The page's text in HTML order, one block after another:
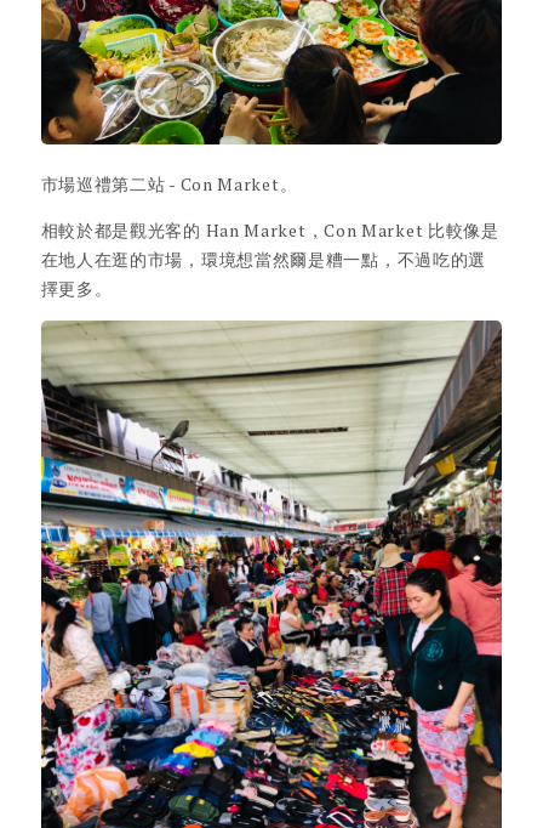
市場巡禮第二站 - Con Market。
相較於都是觀光客的 Han Market，Con Market 比較像是
在地人在逛的市場，環境想當然爾是糟一點，不過吃的選
擇更多。